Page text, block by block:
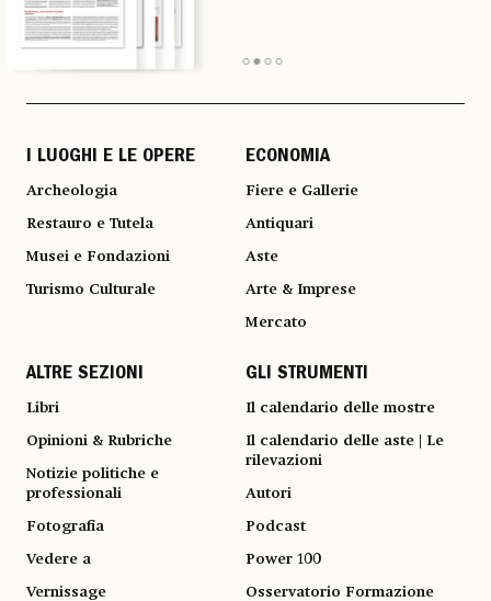
I LUOGHI E LE OPERE
Archeologia
Restauro e Tutela
Musei e Fondazioni
Turismo Culturale
ECONOMIA
Fiere e Gallerie
Antiquari
Aste
Arte & Imprese
Mercato
ALTRE SEZIONI
Libri
Opinioni & Rubriche
Notizie politiche e
professionali
Fotografia
Vedere a
Vernissage
GLI STRUMENTI
Il calendario delle mostre
Il calendario delle aste | Le
rilevazioni
Autori
Podcast
Power 100
Osservatorio Formazione